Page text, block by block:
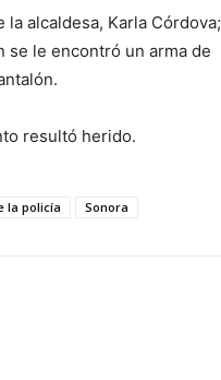
alcaldesa, Karla
se le encontró un arma de
resultó herido.
la policía Sonora